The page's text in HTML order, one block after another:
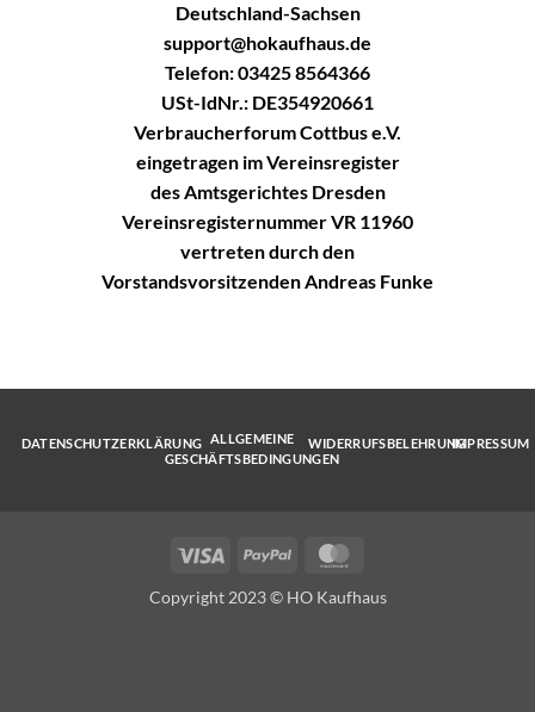
Deutschland-Sachsen
support@hokaufhaus.de
Telefon: 03425 8564366
USt-IdNr.: DE354920661
Verbraucherforum Cottbus e.V.
eingetragen im Vereinsregister
des Amtsgerichtes Dresden
Vereinsregisternummer VR 11960
vertreten durch den
Vorstandsvorsitzenden Andreas Funke
DATENSCHUTZERKLÄRUNG ALLGEMEINE
GESCHÄFTSBEDINGUNGEN
WIDERRUFSBELEHRUNGIMPRESSUM
Visa PayPal
Copyright 2023 © HO Kaufhaus